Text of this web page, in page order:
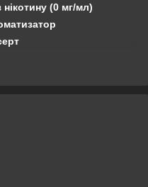
нікотину (0 мг/мл)